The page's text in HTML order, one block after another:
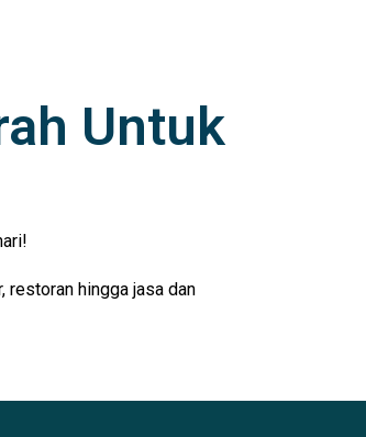
Untuk
restoran hingga jasa dan